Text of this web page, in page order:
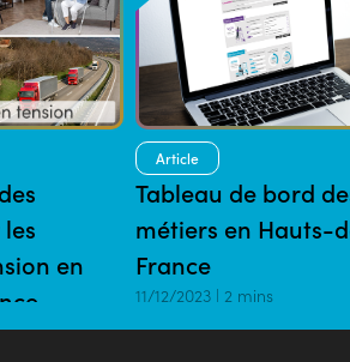
en
Article
Tableau de bord
métiers en Hauts-
France
11/12/2023 | 2 mins